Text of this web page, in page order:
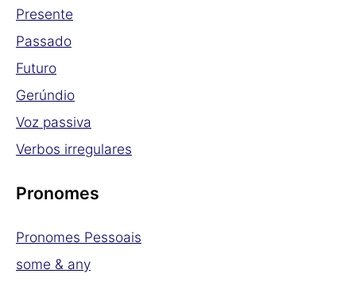
Presente
Passado
Futuro
Gerúndio
Voz passiva
Verbos irregulares
Pronomes
Pronomes Pessoais
some & any